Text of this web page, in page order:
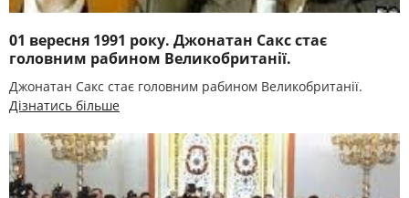
01 вересня 1991 року. Джонатан Сакс стає
головним рабином Великобританії.
Джонатан Сакс стає головним рабином Великобританії.
Дізнатись більше